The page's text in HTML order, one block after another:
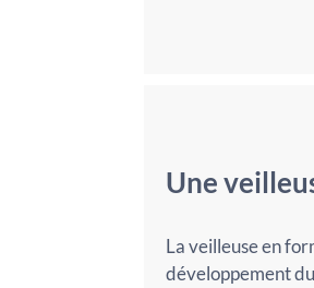
Une
La veilleuse en
développement